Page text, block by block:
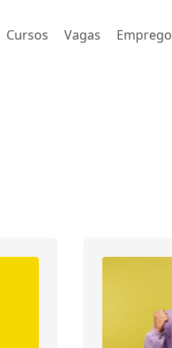
Cursos Vagas Emprego